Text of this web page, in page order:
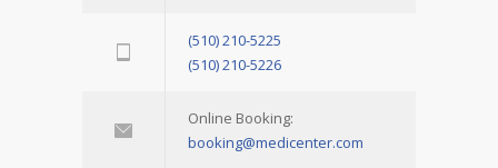
(510) 210-5225
(510) 210-5226
Online Booking:
booking@medicenter.com